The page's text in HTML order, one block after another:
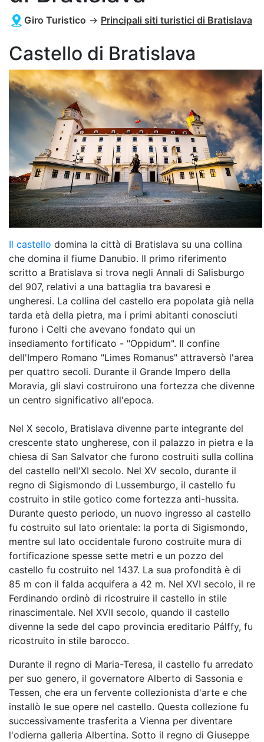
Giro Turistico → Principali siti turistici di Bratislava
Castello di Bratislava
Il castello domina la città di Bratislava su una collina
che domina il fiume Danubio. Il primo riferimento
scritto a Bratislava si trova negli Annali di Salisburgo
del 907, relativi a una battaglia tra bavaresi e
ungheresi. La collina del castello era popolata già nella
tarda età della pietra, ma i primi abitanti conosciuti
furono i Celti che avevano fondato qui un
insediamento fortificato - "Oppidum". Il confine
dell'Impero Romano "Limes Romanus" attraversò l'area
per quattro secoli. Durante il Grande Impero della
Moravia, gli slavi costruirono una fortezza che divenne
un centro significativo all'epoca.
Nel X secolo, Bratislava divenne parte integrante del
crescente stato ungherese, con il palazzo in pietra e la
chiesa di San Salvator che furono costruiti sulla collina
del castello nell'XI secolo. Nel XV secolo, durante il
regno di Sigismondo di Lussemburgo, il castello fu
costruito in stile gotico come fortezza anti-hussita.
Durante questo periodo, un nuovo ingresso al castello
fu costruito sul lato orientale: la porta di Sigismondo,
mentre sul lato occidentale furono costruite mura di
fortificazione spesse sette metri e un pozzo del
castello fu costruito nel 1437. La sua profondità è di
85 m con il falda acquifera a 42 m. Nel XVI secolo, il re
Ferdinando ordinò di ricostruire il castello in stile
rinascimentale. Nel XVII secolo, quando il castello
divenne la sede del capo provincia ereditario Pálffy, fu
ricostruito in stile barocco.
Durante il regno di Maria-Teresa, il castello fu arredato
per suo genero, il governatore Alberto di Sassonia e
Tessen, che era un fervente collezionista d'arte e che
installò le sue opere nel castello. Questa collezione fu
successivamente trasferita a Vienna per diventare
l'odierna galleria Albertina. Sotto il regno di Giuseppe